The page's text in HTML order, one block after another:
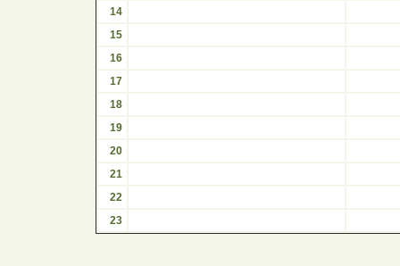
14
15
16
17
18
19
20
21
22
23